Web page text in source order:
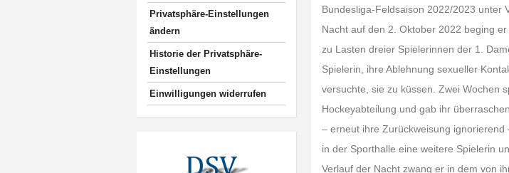
Privatsphäre-Einstellungen
ändern
Historie der Privatsphäre-
Einstellungen
Einwilligungen widerrufen
Bundesliga-Feldsaison 2022/2023 unter
Nacht auf den 2. Oktober 2022 beging
zu Lasten dreier Spielerinnen der 1.
Spielerin, ihre Ablehnung sexueller
versuchte, sie zu küssen. Zwei Wochen
Hockeyabteilung und gab ihr
– erneut ihre Zurückweisung
in der Sporthalle eine weitere Spielerin
Verlauf der Nacht zwang er in dem von